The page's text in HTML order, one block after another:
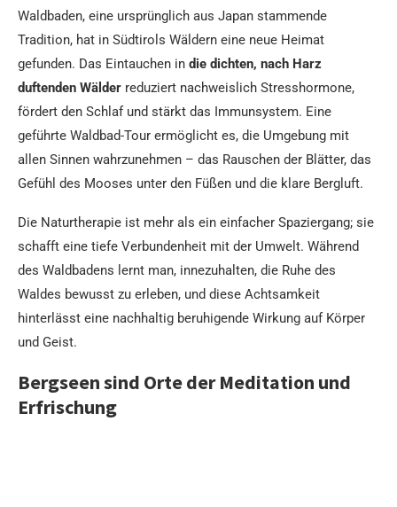
Waldbaden, eine ursprünglich aus Japan stammende
Tradition, hat in Südtirols Wäldern eine neue Heimat
gefunden. Das Eintauchen in die dichten, nach Harz
duftenden Wälder reduziert nachweislich Stresshormone,
fördert den Schlaf und stärkt das Immunsystem. Eine
geführte Waldbad-Tour ermöglicht es, die Umgebung mit
allen Sinnen wahrzunehmen – das Rauschen der Blätter, das
Gefühl des Mooses unter den Füßen und die klare Bergluft.
Die Naturtherapie ist mehr als ein einfacher Spaziergang; sie
schafft eine tiefe Verbundenheit mit der Umwelt. Während
des Waldbadens lernt man, innezuhalten, die Ruhe des
Waldes bewusst zu erleben, und diese Achtsamkeit
hinterlässt eine nachhaltig beruhigende Wirkung auf Körper
und Geist.
Bergseen sind Orte der Meditation und
Erfrischung